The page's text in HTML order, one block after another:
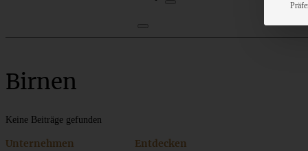
Birnen
Keine Beiträge gefunden
Unternehmen Entdecken